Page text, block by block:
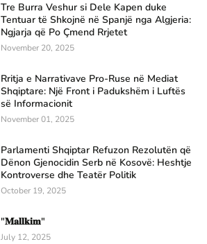
Tre Burra Veshur si Dele Kapen duke
Tentuar të Shkojnë në Spanjë nga Algjeria:
Ngjarja që Po Çmend Rrjetet
November 20, 2025
Rritja e Narrativave Pro-Ruse në Mediat
Shqiptare: Një Front i Padukshëm i Luftës
së Informacionit
November 01, 2025
Parlamenti Shqiptar Refuzon Rezolutën që
Dënon Gjenocidin Serb në Kosovë: Heshtje
Kontroverse dhe Teatër Politik
October 19, 2025
"𝐌𝐚𝐥𝐥𝐤𝐢𝐦"
July 12, 2025